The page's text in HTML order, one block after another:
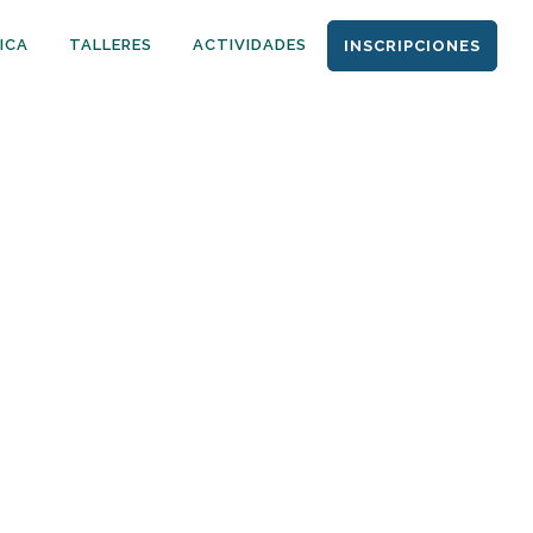
TALLERES ACTIVIDADES INSCRIPCIONES